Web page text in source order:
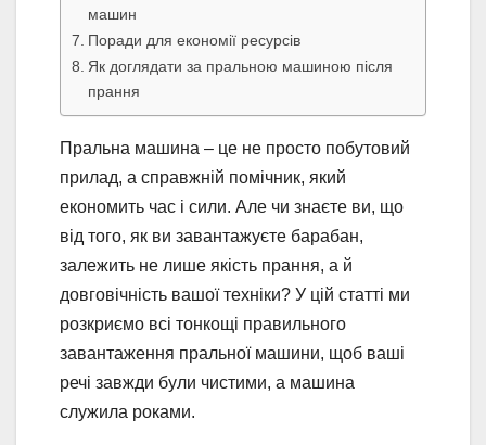
машин
Поради для економії ресурсів
Як доглядати за пральною машиною після
прання
Пральна машина – це не просто побутовий
прилад, а справжній помічник, який
економить час і сили. Але чи знаєте ви, що
від того, як ви завантажуєте барабан,
залежить не лише якість прання, а й
довговічність вашої техніки? У цій статті ми
розкриємо всі тонкощі правильного
завантаження пральної машини, щоб ваші
речі завжди були чистими, а машина
служила роками.